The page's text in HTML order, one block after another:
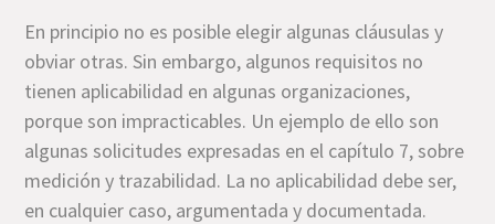
En principio no es posible elegir algunas cláusulas y
obviar otras. Sin embargo, algunos requisitos no
tienen aplicabilidad en algunas organizaciones,
porque son impracticables. Un ejemplo de ello son
algunas solicitudes expresadas en el capítulo 7, sobre
medición y trazabilidad. La no aplicabilidad debe ser,
en cualquier caso, argumentada y documentada.